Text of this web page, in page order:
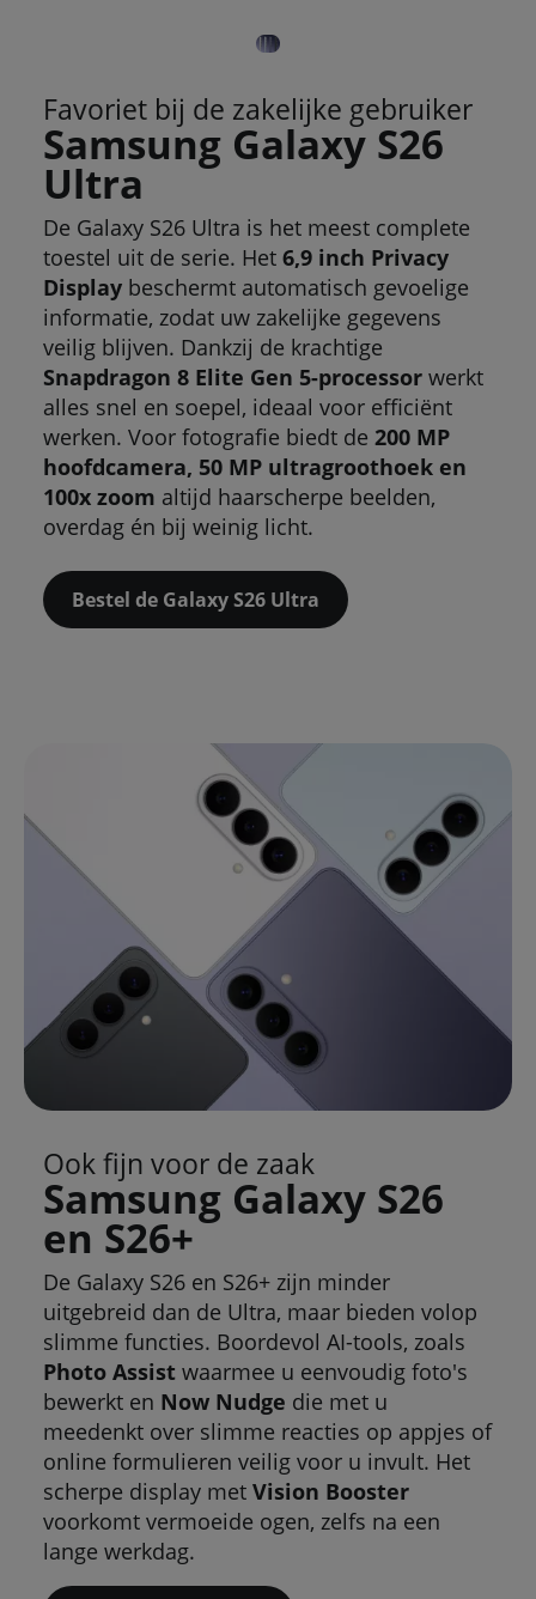
Favoriet bij de zakelijke gebruiker
Samsung Galaxy S26
Ultra
De Galaxy S26 Ultra is het meest complete
toestel uit de serie. Het 6,9 inch Privacy
Display beschermt automatisch gevoelige
informatie, zodat uw zakelijke gegevens
veilig blijven. Dankzij de krachtige
Snapdragon 8 Elite Gen 5-processor werkt
alles snel en soepel, ideaal voor efficiënt
werken. Voor fotografie biedt de 200 MP
hoofdcamera, 50 MP ultragroothoek en
100x zoom altijd haarscherpe beelden,
overdag én bij weinig licht.
Bestel de Galaxy S26 Ultra
Ook fijn voor de zaak
Samsung Galaxy S26
en S26+
De Galaxy S26 en S26+ zijn minder
uitgebreid dan de Ultra, maar bieden volop
slimme functies. Boordevol AI-tools, zoals
Photo Assist waarmee u eenvoudig foto's
bewerkt en Now Nudge die met u
meedenkt over slimme reacties op appjes of
online formulieren veilig voor u invult. Het
scherpe display met Vision Booster
voorkomt vermoeide ogen, zelfs na een
lange werkdag.